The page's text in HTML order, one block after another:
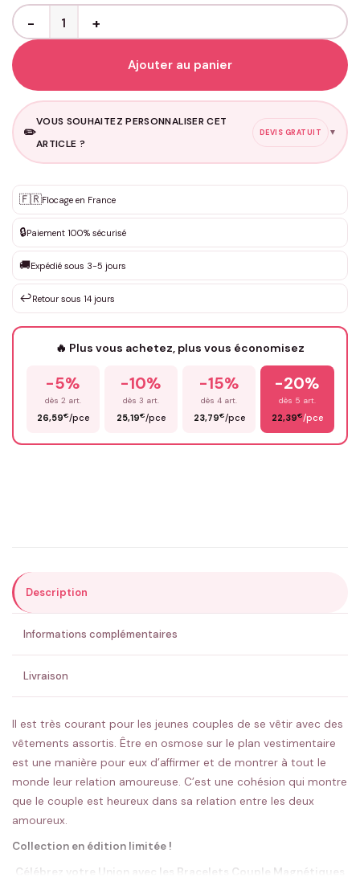
quantité de Bracelets Couple Magnétiques Coeur à personnaliser
Ajouter au panier
✏️
VOUS SOUHAITEZ PERSONNALISER CET
ARTICLE ?
DEVIS GRATUIT ▼
✨ Personnalisation sur mesure
DEVIS GRATUIT · Personnalisation de 3 à 10€ selon la demande
Que souhaitez-vous ?*
Votre texte / idée*
Prénom*
ENVOYER MA DEMANDE ✨
💚 Retour sous 24-48h🇫🇷 Flocage en France✅ Validation avant fabrication
🇫🇷Flocage en France
🔒Paiement 100% sécurisé
🚚Expédié sous 3-5 jours
↩️Retour sous 14 jours
🔥 Plus vous achetez, plus vous économisez
-5%
dès 2 art.
26,59€/pce
-10%
dès 3 art.
25,19€/pce
-15%
dès 4 art.
23,79€/pce
-20%
dès 5 art.
22,39€/pce
Description
Informations complémentaires
Livraison
Il est très courant pour les jeunes couples de se vêtir avec des
vêtements assortis. Être en osmose sur le plan vestimentaire
est une manière pour eux d’affirmer et de montrer à tout le
monde leur relation amoureuse. C’est une cohésion qui montre
que le couple est heureux dans sa relation entre les deux
amoureux.
Collection en édition limitée !
Célébrez votre Union avec les Bracelets Couple Magnétiques